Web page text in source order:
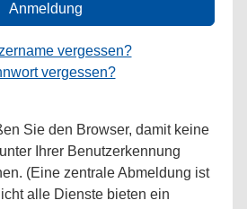
Anmeldung
vergessen?
vergessen?
Sie den Browser, damit keine
Ihrer Benutzerkennung
(Eine zentrale Abmeldung ist
alle Dienste bieten ein